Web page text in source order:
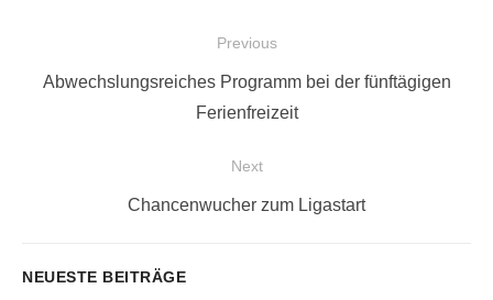
Beitragsnavigation
Previous
Previous
Abwechslungsreiches Programm bei der fünftägigen
Ferienfreizeit
Next
Next
Chancenwucher zum Ligastart
NEUESTE BEITRÄGE